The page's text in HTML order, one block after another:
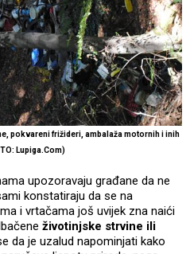
pokvareni frižideri, ambalaža motornih i inih
Lupiga.Com)
upozoravaju građane da ne
konstatiraju da se na
i vrtačama još uvijek zna naići
životinjske strvine ili
da je uzalud napominjati kako